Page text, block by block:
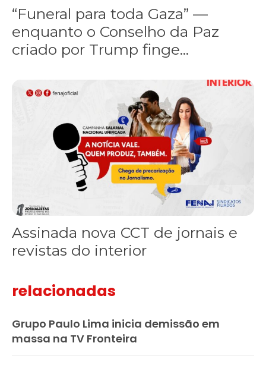
“Funeral para toda Gaza” —
enquanto o Conselho da Paz
criado por Trump finge...
Assinada nova CCT de jornais e revistas do interior
Assinada nova CCT de jornais e
revistas do interior
relacionadas
Grupo Paulo Lima inicia demissão em
massa na TV Fronteira